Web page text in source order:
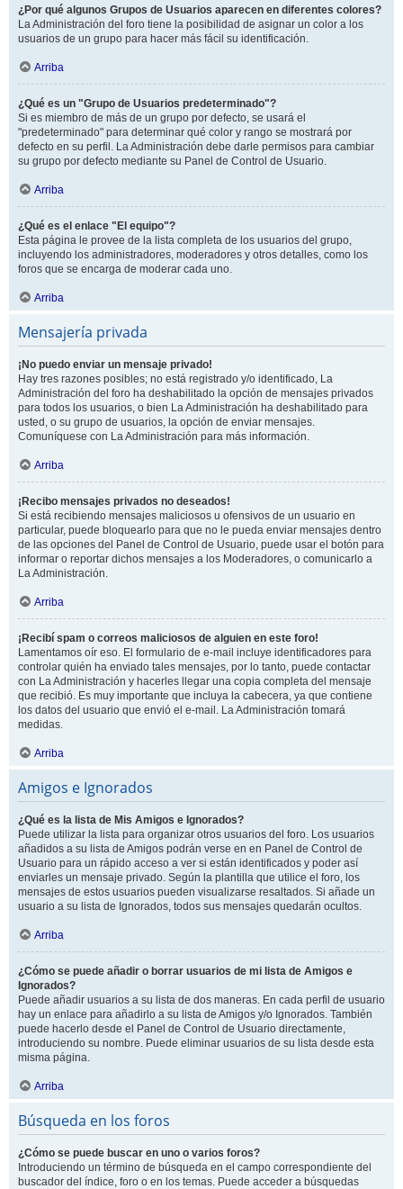
¿Por qué algunos Grupos de Usuarios aparecen en diferentes colores?
La Administración del foro tiene la posibilidad de asignar un color a los
usuarios de un grupo para hacer más fácil su identificación.
Arriba
¿Qué es un "Grupo de Usuarios predeterminado"?
Si es miembro de más de un grupo por defecto, se usará el
"predeterminado" para determinar qué color y rango se mostrará por
defecto en su perfil. La Administración debe darle permisos para cambiar
su grupo por defecto mediante su Panel de Control de Usuario.
Arriba
¿Qué es el enlace "El equipo"?
Esta página le provee de la lista completa de los usuarios del grupo,
incluyendo los administradores, moderadores y otros detalles, como los
foros que se encarga de moderar cada uno.
Arriba
Mensajería privada
¡No puedo enviar un mensaje privado!
Hay tres razones posibles; no está registrado y/o identificado, La
Administración del foro ha deshabilitado la opción de mensajes privados
para todos los usuarios, o bien La Administración ha deshabilitado para
usted, o su grupo de usuarios, la opción de enviar mensajes.
Comuníquese con La Administración para más información.
Arriba
¡Recibo mensajes privados no deseados!
Si está recibiendo mensajes maliciosos u ofensivos de un usuario en
particular, puede bloquearlo para que no le pueda enviar mensajes dentro
de las opciones del Panel de Control de Usuario, puede usar el botón para
informar o reportar dichos mensajes a los Moderadores, o comunicarlo a
La Administración.
Arriba
¡Recibí spam o correos maliciosos de alguien en este foro!
Lamentamos oír eso. El formulario de e-mail incluye identificadores para
controlar quién ha enviado tales mensajes, por lo tanto, puede contactar
con La Administración y hacerles llegar una copia completa del mensaje
que recibió. Es muy importante que incluya la cabecera, ya que contiene
los datos del usuario que envió el e-mail. La Administración tomará
medidas.
Arriba
Amigos e Ignorados
¿Qué es la lista de Mis Amigos e Ignorados?
Puede utilizar la lista para organizar otros usuarios del foro. Los usuarios
añadidos a su lista de Amigos podrán verse en en Panel de Control de
Usuario para un rápido acceso a ver si están identificados y poder así
enviarles un mensaje privado. Según la plantilla que utilice el foro, los
mensajes de estos usuarios pueden visualizarse resaltados. Si añade un
usuario a su lista de Ignorados, todos sus mensajes quedarán ocultos.
Arriba
¿Cómo se puede añadir o borrar usuarios de mi lista de Amigos e
Ignorados?
Puede añadir usuarios a su lista de dos maneras. En cada perfil de usuario
hay un enlace para añadirlo a su lista de Amigos y/o Ignorados. También
puede hacerlo desde el Panel de Control de Usuario directamente,
introduciendo su nombre. Puede eliminar usuarios de su lista desde esta
misma página.
Arriba
Búsqueda en los foros
¿Cómo se puede buscar en uno o varios foros?
Introduciendo un término de búsqueda en el campo correspondiente del
buscador del índice, foro o en los temas. Puede acceder a búsquedas